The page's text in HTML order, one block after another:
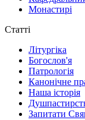
Монастирі
Статті
Літургіка
Богослов'я
Патрологія
Канонічне
Наша історія
Запитати